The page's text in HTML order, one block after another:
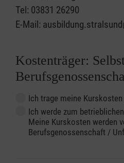
Tel: 03831 26290
E-Mail:
Kostenträger:
Ich trage meine
Ich werde zum
Meine Kurskosten werden
Berufsgenossenschaft /